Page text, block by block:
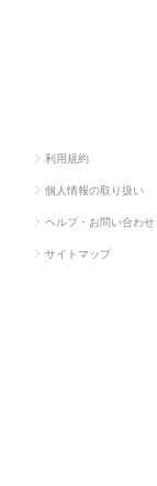
利用規約
個人情報の取り扱い
ヘルプ・お問い合わせ
サイトマップ